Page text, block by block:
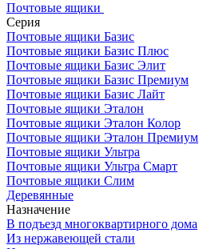
Почтовые ящики
Серия
Почтовые ящики Базис
Почтовые ящики Базис Плюс
Почтовые ящики Базис Элит
Почтовые ящики Базис Премиум
Почтовые ящики Базис Лайт
Почтовые ящики Эталон
Почтовые ящики Эталон Колор
Почтовые ящики Эталон Премиум
Почтовые ящики Ультра
Почтовые ящики Ультра Смарт
Почтовые ящики Слим
Деревянные
Назначение
В подъезд многоквартирного дома
Из нержавеющей стали